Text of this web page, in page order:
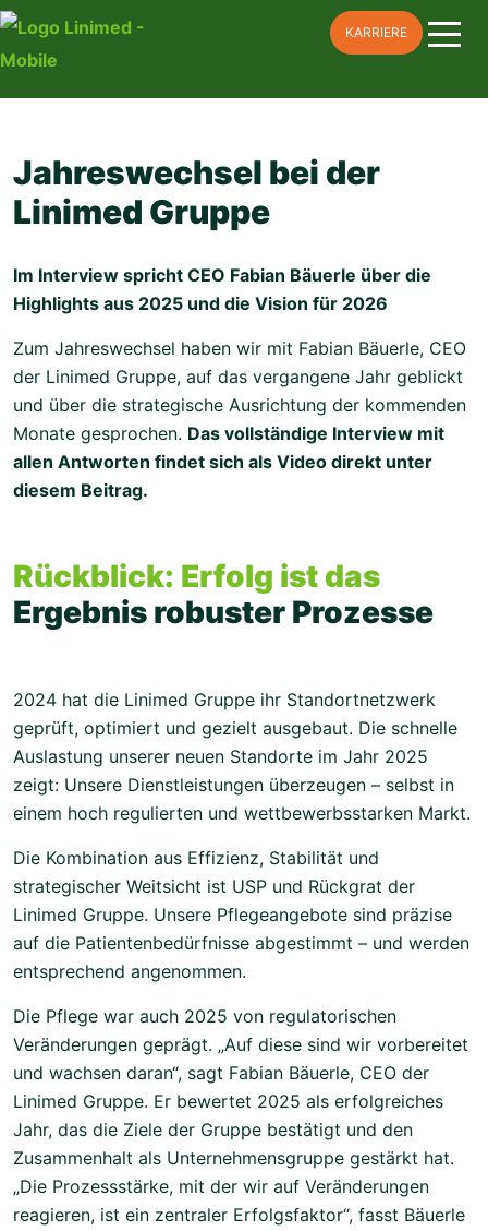
Skip
to
KARRIERE
Jahreswechsel bei der
Linimed Gruppe
Im Interview spricht CEO Fabian Bäuerle über die
Highlights aus 2025 und die Vision für 2026
Zum Jahreswechsel haben wir mit Fabian Bäuerle, CEO
der Linimed Gruppe, auf das vergangene Jahr geblickt
und über die strategische Ausrichtung der kommenden
Monate gesprochen. Das vollständige Interview mit
allen Antworten findet sich als Video direkt unter
diesem Beitrag.
Rückblick: Erfolg ist das
Ergebnis robuster Prozesse
2024 hat die Linimed Gruppe ihr Standortnetzwerk
geprüft, optimiert und gezielt ausgebaut. Die schnelle
Auslastung unserer neuen Standorte im Jahr 2025
zeigt: Unsere Dienstleistungen überzeugen – selbst in
einem hoch regulierten und wettbewerbsstarken Markt.
Die Kombination aus Effizienz, Stabilität und
strategischer Weitsicht ist USP und Rückgrat der
Linimed Gruppe. Unsere Pflegeangebote sind präzise
auf die Patientenbedürfnisse abgestimmt – und werden
entsprechend angenommen.
Die Pflege war auch 2025 von regulatorischen
Veränderungen geprägt. „Auf diese sind wir vorbereitet
und wachsen daran“, sagt Fabian Bäuerle, CEO der
Linimed Gruppe. Er bewertet 2025 als erfolgreiches
Jahr, das die Ziele der Gruppe bestätigt und den
Zusammenhalt als Unternehmensgruppe gestärkt hat.
„Die Prozessstärke, mit der wir auf Veränderungen
reagieren, ist ein zentraler Erfolgsfaktor“, fasst Bäuerle